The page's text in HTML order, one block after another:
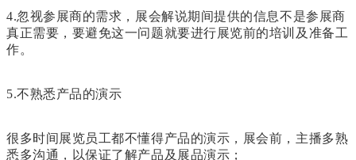
4.忽视参展商的需求，展会解说期间提供的信息不是参展商
真正需要，要避免这一问题就要进行展览前的培训及准备工
作。
5.不熟悉产品的演示
很多时间展览员工都不懂得产品的演示，展会前，主播多熟
悉多沟通，以保证了解产品及展品演示；